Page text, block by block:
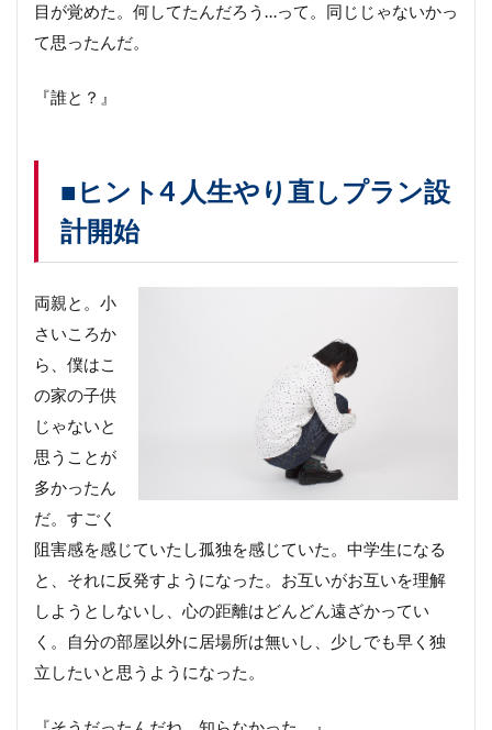
目が覚めた。何してたんだろう…って。同じじゃないかっ
て思ったんだ。
『誰と？』
■ヒント4 人生やり直しプラン設
計開始
両親と。小
さいころか
ら、僕はこ
の家の子供
じゃないと
思うことが
多かったん
だ。すごく
阻害感を感じていたし孤独を感じていた。中学生になる
と、それに反発すようになった。お互いがお互いを理解
しようとしないし、心の距離はどんどん遠ざかってい
く。自分の部屋以外に居場所は無いし、少しでも早く独
立したいと思うようになった。